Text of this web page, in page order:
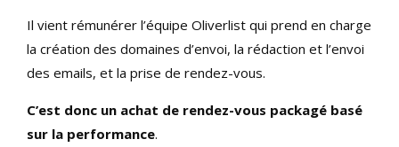
Il vient rémunérer l’équipe Oliverlist qui prend en charge
la création des domaines d’envoi, la rédaction et l’envoi
des emails, et la prise de rendez-vous.
C’est donc un achat de rendez-vous packagé basé
sur la performance.